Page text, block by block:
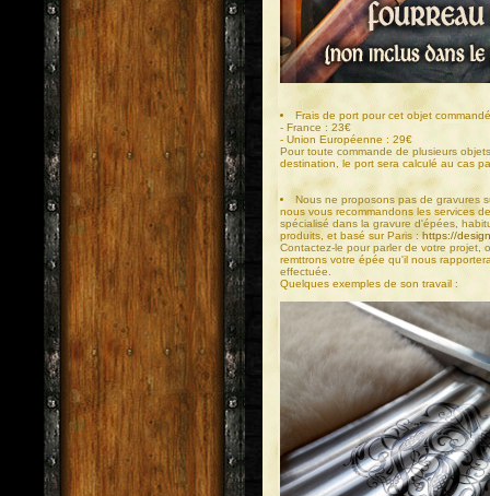
Frais de port pour cet objet
- France : 23€
- Union Européenne : 29€
Pour toute commande de plusieurs
destination, le port sera calculé au cas
Nous ne proposons pas de gravures
nous vous recommandons les services
spécialisé dans la gravure d'épées,
produits, et basé sur Paris : https://
Contactez-le pour parler de votre projet,
remttrons votre épée qu'il nous
effectuée.
Quelques exemples de son travail :